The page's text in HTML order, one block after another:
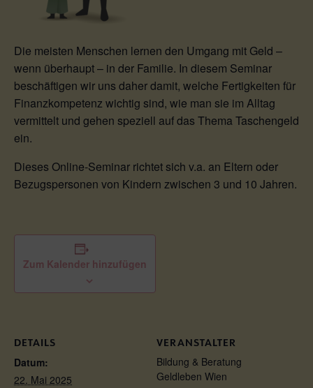
Die meisten Menschen lernen den Umgang mit Geld –
wenn überhaupt – in der Familie. In diesem Seminar
beschäftigen wir uns daher damit, welche Fertigkeiten für
Finanzkompetenz wichtig sind, wie man sie im Alltag
vermittelt und gehen speziell auf das Thema Taschengeld
ein.
Dieses Online-Seminar richtet sich v.a. an Eltern oder
Bezugspersonen von Kindern zwischen 3 und 10 Jahren.
Zum Kalender hinzufügen
DETAILS
Datum:
22. Mai 2025
VERANSTALTER
Bildung & Beratung
Geldleben Wien